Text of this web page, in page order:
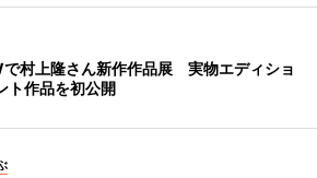
で村上隆さん新作作品展 実物エディショ
ト作品を初公開